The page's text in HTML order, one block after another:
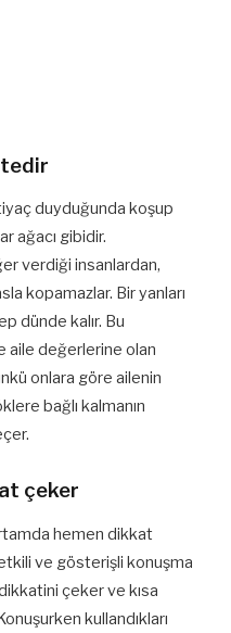
duyduğunda koşup
ağacı gibidir.
verdiği insanlardan,
kopamazlar. Bir yanları
dünde kalır. Bu
aile değerlerine olan
onlara göre ailenin
bağlı kalmanın
çeker
hemen dikkat
ve gösterişli konuşma
çeker ve kısa
kullandıkları